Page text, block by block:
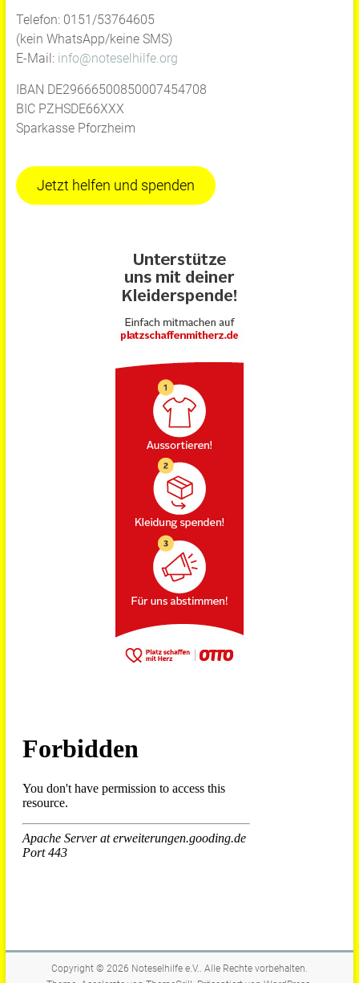
Telefon: 0151/53764605
(kein WhatsApp/keine SMS)
E-Mail: info@noteselhilfe.org
IBAN DE29666500850007454708
BIC PZHSDE66XXX
Sparkasse Pforzheim
Jetzt helfen und spenden
Copyright © 2026 Noteselhilfe e.V.. Alle Rechte vorbehalten.